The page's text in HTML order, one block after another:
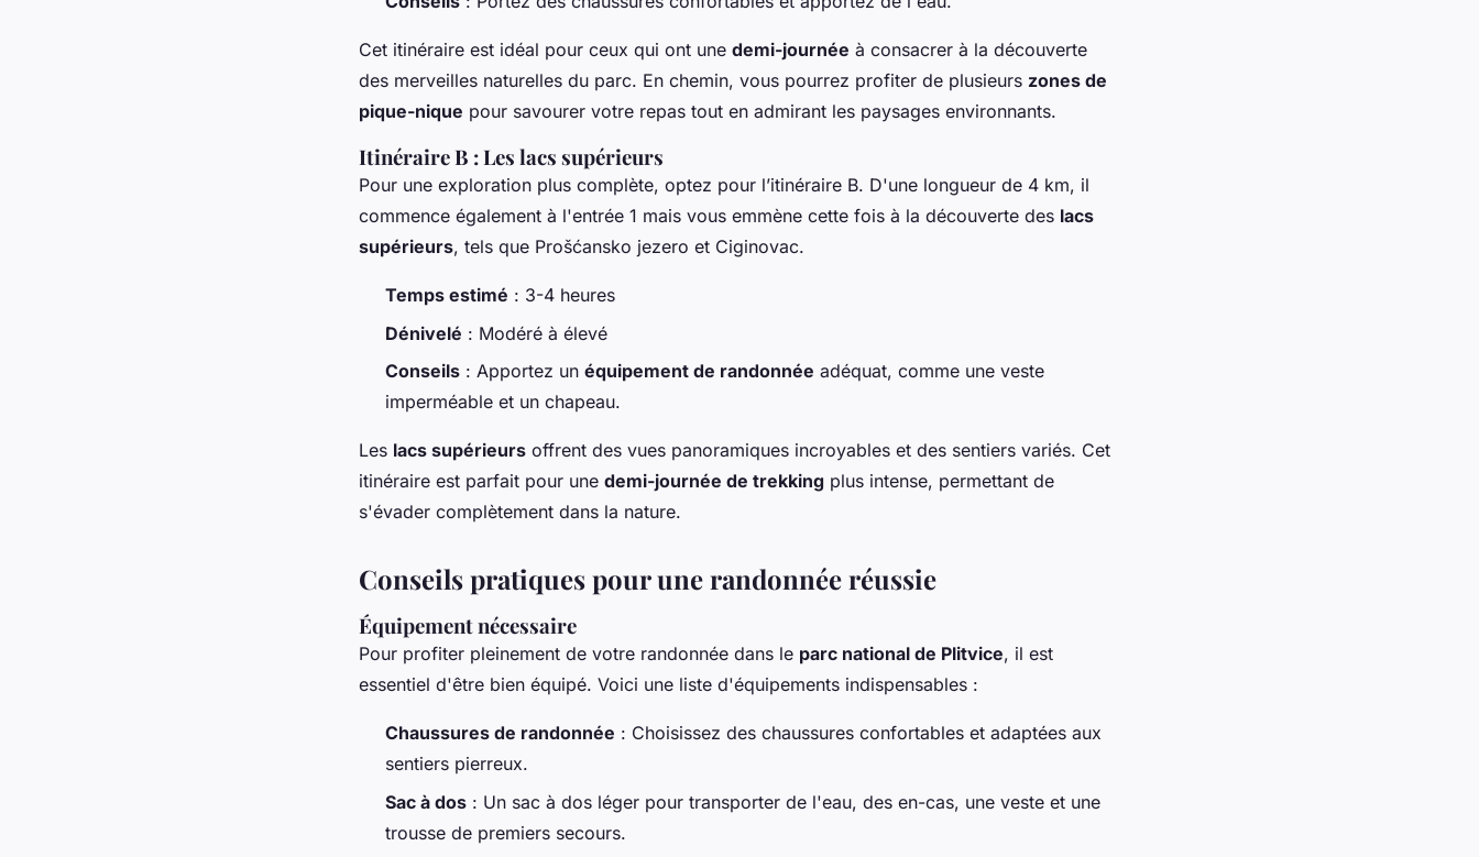
Cet itinéraire est idéal pour ceux qui ont une demi-journée à consacrer à la découverte
des merveilles naturelles du parc. En chemin, vous pourrez profiter de plusieurs zones de
pique-nique pour savourer votre repas tout en admirant les paysages environnants.
Itinéraire B : Les lacs supérieurs
Pour une exploration plus complète, optez pour l’itinéraire B. D'une longueur de 4 km, il
commence également à l'entrée 1 mais vous emmène cette fois à la découverte des lacs
supérieurs, tels que Prošćansko jezero et Ciginovac.
Temps estimé : 3-4 heures
Dénivelé : Modéré à élevé
Conseils : Apportez un équipement de randonnée adéquat, comme une veste
imperméable et un chapeau.
Les lacs supérieurs offrent des vues panoramiques incroyables et des sentiers variés. Cet
itinéraire est parfait pour une demi-journée de trekking plus intense, permettant de
s'évader complètement dans la nature.
Conseils pratiques pour une randonnée réussie
Équipement nécessaire
Pour profiter pleinement de votre randonnée dans le parc national de Plitvice, il est
essentiel d'être bien équipé. Voici une liste d'équipements indispensables :
Chaussures de randonnée : Choisissez des chaussures confortables et adaptées aux
sentiers pierreux.
Sac à dos : Un sac à dos léger pour transporter de l'eau, des en-cas, une veste et une
trousse de premiers secours.